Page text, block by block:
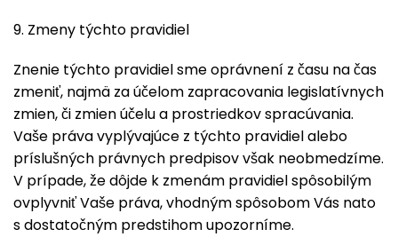
9. Zmeny týchto pravidiel
Znenie týchto pravidiel sme oprávnení z času na čas
zmeniť, najmä za účelom zapracovania legislatívnych
zmien, či zmien účelu a prostriedkov spracúvania.
Vaše práva vyplývajúce z týchto pravidiel alebo
príslušných právnych predpisov však neobmedzíme.
V prípade, že dôjde k zmenám pravidiel spôsobilým
ovplyvniť Vaše práva, vhodným spôsobom Vás nato
s dostatočným predstihom upozorníme.